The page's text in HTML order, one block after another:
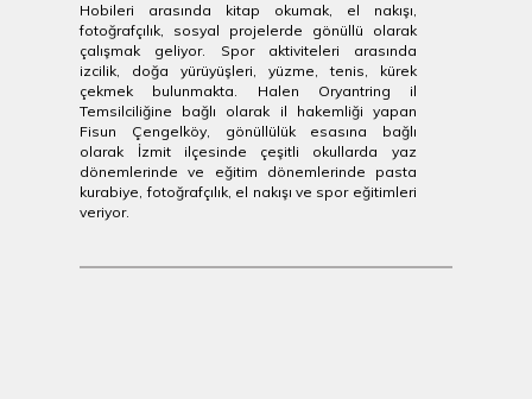
Hobileri arasında kitap okumak, el nakışı,
fotoğrafçılık, sosyal projelerde gönüllü olarak
çalışmak geliyor. Spor aktiviteleri arasında
izcilik, doğa yürüyüşleri, yüzme, tenis, kürek
çekmek bulunmakta. Halen Oryantring il
Temsilciliğine bağlı olarak il hakemliği yapan
Fisun Çengelköy, gönüllülük esasına bağlı
olarak İzmit ilçesinde çeşitli okullarda yaz
dönemlerinde ve eğitim dönemlerinde pasta
kurabiye, fotoğrafçılık, el nakışı ve spor eğitimleri
veriyor.